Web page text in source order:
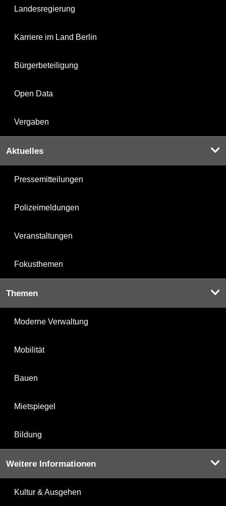
Landesregierung
Karriere im Land Berlin
Bürgerbeteiligung
Open Data
Vergaben
Aktuelles
Pressemitteilungen
Polizeimeldungen
Veranstaltungen
Fokusthemen
Themen
Moderne Verwaltung
Mobilität
Bauen
Mietspiegel
Bildung
Weitere Informationen
Kultur & Ausgehen